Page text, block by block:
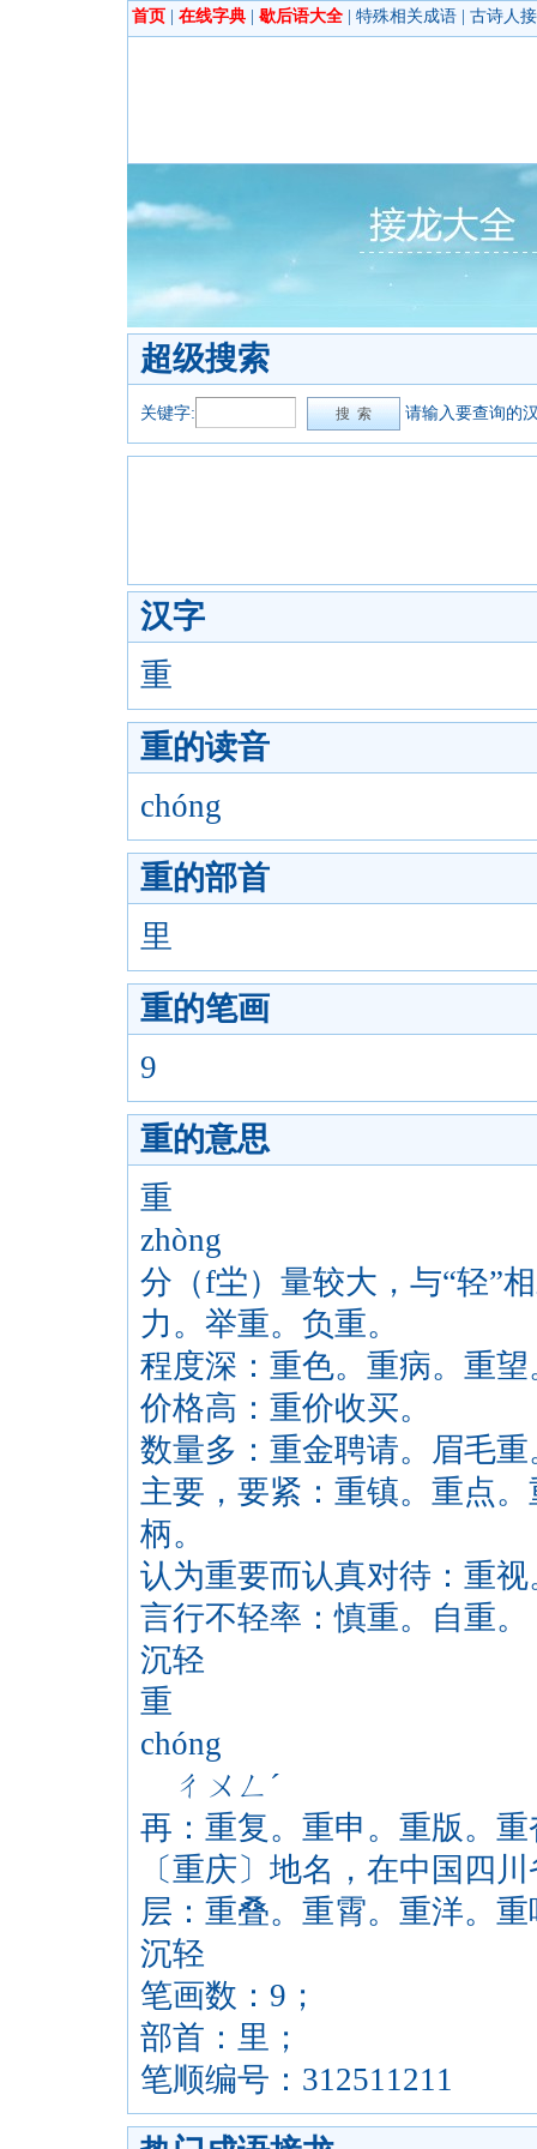
首页 在线字典 歇后语大全 特殊相关成语 古诗人
超级搜索
关键字: 请输入要查询的
汉字
重
重的读音
chóng
重的部首
里
重的笔画
9
重的意思
重
zhòng
分（f坣）量较大，与“轻”
力。举重。负重。
程度深：重色。重病。重
价格高：重价收买。
数量多：重金聘请。眉毛
主要，要紧：重镇。重点
柄。
认为重要而认真对待：重
言行不轻率：慎重。自重。
沉轻
重
chóng
ㄔㄨㄥˊ
再：重复。重申。重版。
〔重庆〕地名，在中国四
层：重叠。重霄。重洋。
沉轻
笔画数：9；
部首：里；
笔顺编号：312511211